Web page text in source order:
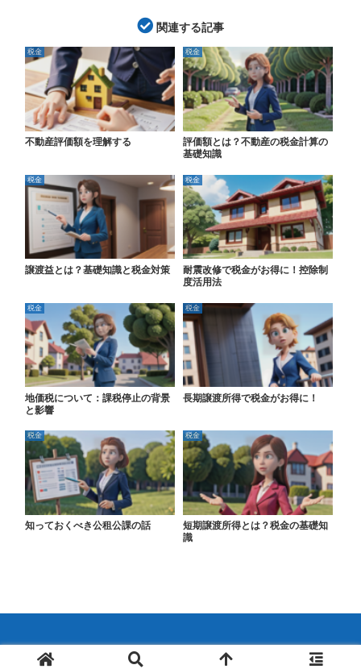
関連する記事
税金
不動産評価額を理解する
税金
評価額とは？不動産の税金計算の
基礎知識
税金
譲渡益とは？基礎知識と税金対策
税金
耐震改修で税金がお得に！控除制
度活用法
税金
地価税について：課税停止の背景
と影響
税金
長期譲渡所得で税金がお得に！
税金
知っておくべき公租公課の話
税金
短期譲渡所得とは？税金の基礎知
識
© 2024 不動産のこと超解説.